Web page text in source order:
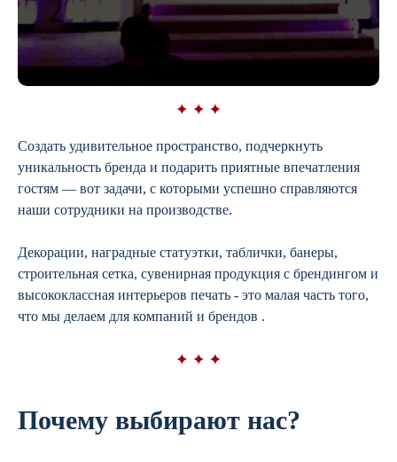
Создать удивительное пространство, подчеркнуть
уникальность бренда и подарить приятные впечатления
гостям — вот задачи, с которыми успешно справляются
наши сотрудники на производстве.
Декорации, наградные статуэтки, таблички, банеры,
строительная сетка, сувенирная продукция с брендингом и
высококлассная интерьеров печать - это малая часть того,
что мы делаем для компаний и брендов .
Почему выбирают нас?